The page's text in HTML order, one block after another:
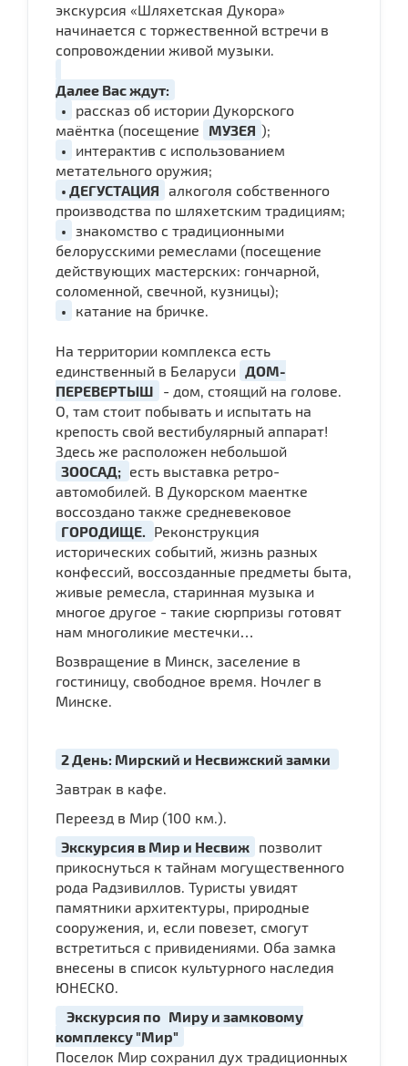
экскурсия «Шляхетская Дукора»
начинается с торжественной встречи в
сопровождении живой музыки.
Далее Вас ждут:
•
рассказ об истории Дукорского
маёнтка (посещение
МУЗЕЯ );
•
интерактив с использованием
метательного оружия;
• ДЕГУСТАЦИЯ алкоголя собственного
производства по шляхетским традициям;
•
знакомство с традиционными
белорусскими ремеслами (посещение
действующих мастерских: гончарной,
соломенной, свечной, кузницы);
•
катание на бричке.
На территории комплекса есть
единственный в Беларуси
ДОМ-
ПЕРЕВЕРТЫШ
- дом, стоящий на голове.
О, там стоит побывать и испытать на
крепость свой вестибулярный аппарат!
Здесь же расположен небольшой
ЗООСАД; есть выставка ретро-
автомобилей. В Дукорском маентке
воссоздано также средневековое
ГОРОДИЩЕ. Реконструкция
исторических событий, жизнь разных
конфессий, воссозданные предметы быта,
живые ремесла, старинная музыка и
многое другое - такие сюрпризы готовят
нам многоликие местечки…
Возвращение в Минск, заселение в
гостиницу, свободное время. Ночлег в
Минске.
2 День: Мирский и Несвижский замки
Завтрак в кафе.
Переезд в Мир (100 км.).
Экскурсия в Мир и Несвиж позволит
прикоснуться к тайнам могущественного
рода Радзивиллов. Туристы увидят
памятники архитектуры, природные
сооружения, и, если повезет, смогут
встретиться с привидениями. Оба замка
внесены в список культурного наследия
ЮНЕСКО.
Экскурсия по Миру и замковому
комплексу "Мир"
Поселок Мир сохранил дух традиционных